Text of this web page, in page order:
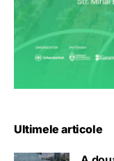
Ultimele articole